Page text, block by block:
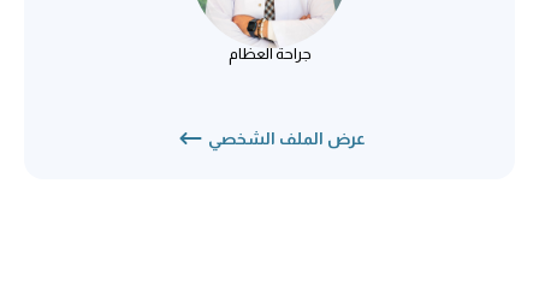
جراحة العظام
جراحة العظام
عرض الملف الشخصي